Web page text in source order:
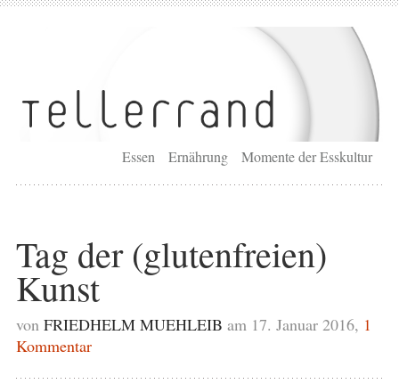
Essen Ernährung Momente der Esskultur
Tag der (glutenfreien)
Kunst
von FRIEDHELM MUEHLEIB am 17. Januar 2016, 1
Kommentar